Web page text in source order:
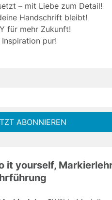
– mit Liebe zum Detail!
Handschrift bleibt!
für mehr Zukunft!
pur!
ABONNIEREN
it yourself,